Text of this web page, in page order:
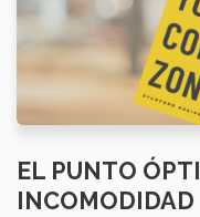
EL PUNTO
INCOMODIDAD